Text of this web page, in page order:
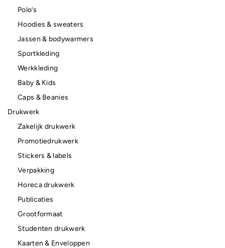
Polo’s
Hoodies & sweaters
Jassen & bodywarmers
Sportkleding
Werkkleding
Baby & Kids
Caps & Beanies
Drukwerk
Zakelijk drukwerk
Promotiedrukwerk
Stickers & labels
Verpakking
Horeca drukwerk
Publicaties
Grootformaat
Studenten drukwerk
Kaarten & Enveloppen